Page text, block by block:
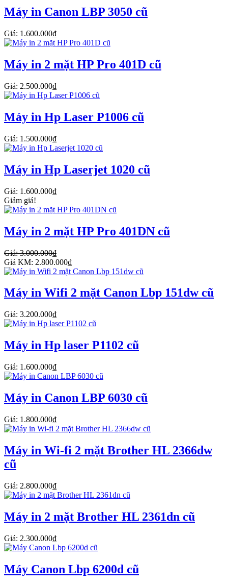
Máy in Canon LBP 3050 cũ
Giá: 1.600.000₫
Máy in 2 mặt HP Pro 401D cũ
Giá: 2.500.000₫
Máy in Hp Laser P1006 cũ
Giá: 1.500.000₫
Máy in Hp Laserjet 1020 cũ
Giá: 1.600.000₫
Giảm giá!
Máy in 2 mặt HP Pro 401DN cũ
Giá: 3.000.000₫
Giá KM: 2.800.000₫
Máy in Wifi 2 mặt Canon Lbp 151dw cũ
Giá: 3.200.000₫
Máy in Hp laser P1102 cũ
Giá: 1.600.000₫
Máy in Canon LBP 6030 cũ
Giá: 1.800.000₫
Máy in Wi-fi 2 mặt Brother HL 2366dw
cũ
Giá: 2.800.000₫
Máy in 2 mặt Brother HL 2361dn cũ
Giá: 2.300.000₫
Máy Canon Lbp 6200d cũ